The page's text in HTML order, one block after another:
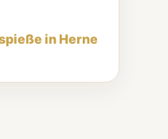
in Herne